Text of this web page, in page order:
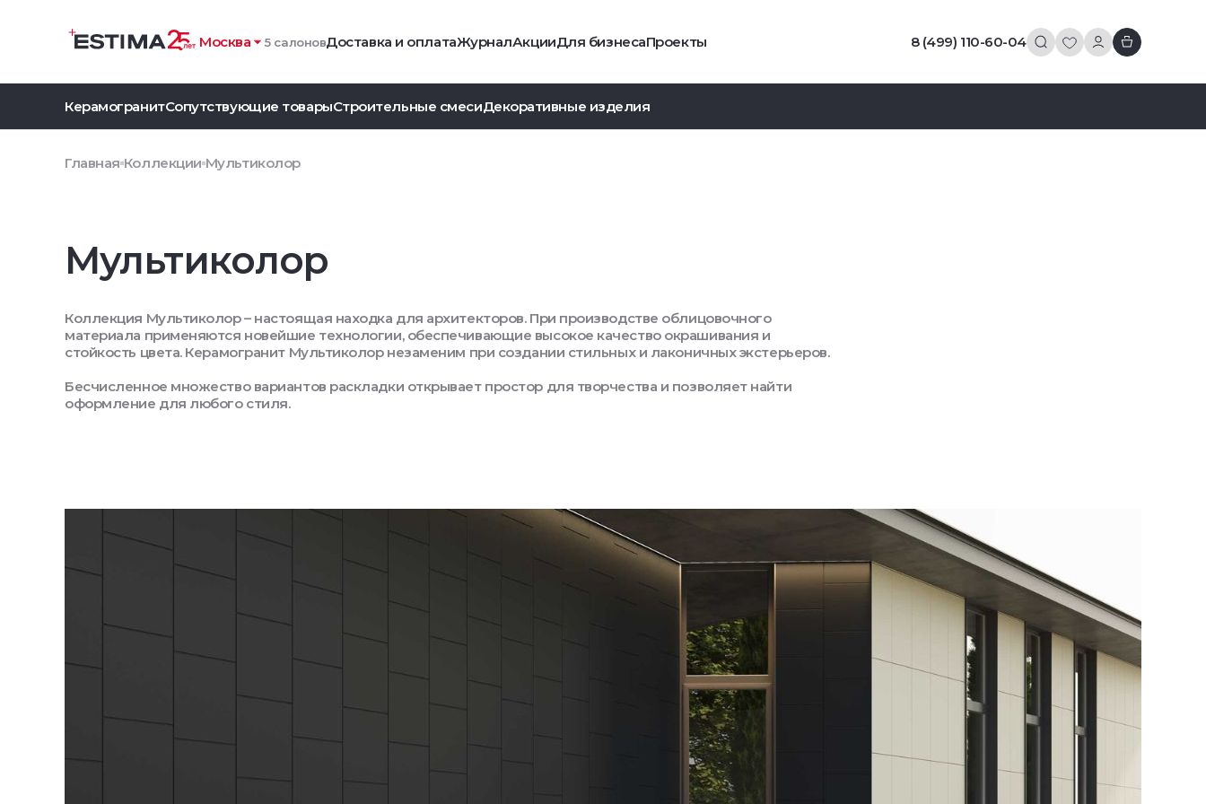
Москва 5 салоновДоставка и оплатаЖурналАкцииДля бизнесаПроекты 8 (499) 110-60-04
КерамогранитСопутствующие товарыСтроительные смесиДекоративные изделия
Главная Коллекции Мультиколор
Мультиколор
Коллекция Мультиколор – настоящая находка для архитекторов. При производстве облицовочного
материала применяются новейшие технологии, обеспечивающие высокое качество окрашивания и
стойкость цвета. Керамогранит Мультиколор незаменим при создании стильных и лаконичных экстерьеров.
Бесчисленное множество вариантов раскладки открывает простор для творчества и позволяет найти
оформление для любого стиля.